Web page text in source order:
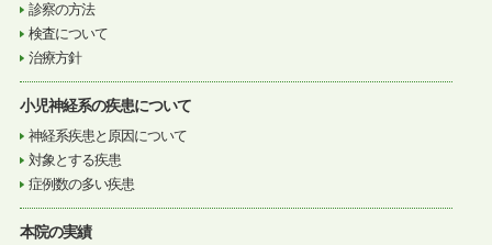
診察の方法
検査について
治療方針
小児神経系の疾患について
神経系疾患と原因について
対象とする疾患
症例数の多い疾患
本院の実績